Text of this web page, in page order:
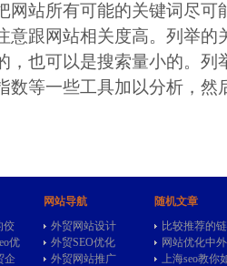
网站所有可能的关键词尽可
意跟网站相关度高。列举的
，也可以是搜索量小的。列
数等一些工具加以分析，然
佼
优
企
网站导航
外贸网站设计
外贸SEO优化
外贸网站推广
随机文章
比较推荐的
网站优化中
上海seo教你